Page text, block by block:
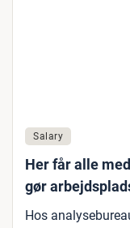
Salary
Her får alle
gør
Hos